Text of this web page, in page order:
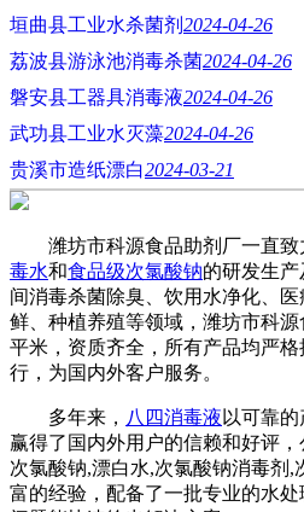
垣曲县工业水杀菌剂 2024-04-26
荔波县游泳池消毒杀菌2024-04-26
磐安县工器具消毒液2024-04-26
武功县工业水灭藻2024-04-26
贵溪市造纸漂白2024-03-21
潍坊市科源食品助剂厂一直致
毒水和食品级次氯酸钠的研发生
间消毒杀菌除臭、饮用水净化、
鲜、种植养殖等领域，潍坊市科
平米，资质齐全，所有产品均严
行，为国内外客户服务。
多年来， 八四消毒液 以可靠
赢得了国内外用户的信赖和好评
次氯酸钠,漂白水,次氯酸钠消毒剂
富的经验，配备了一批专业的水